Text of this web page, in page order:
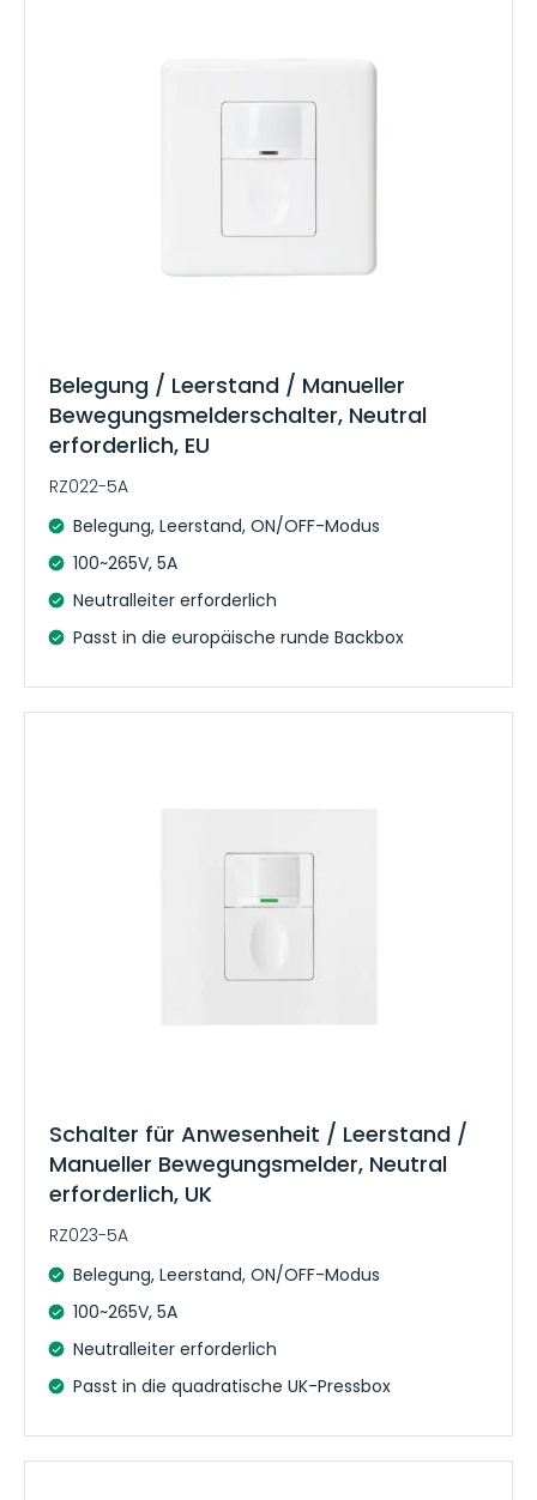
Belegung / Leerstand / Manueller
Bewegungsmelderschalter, Neutral
erforderlich, EU
RZ022-5A
Belegung, Leerstand, ON/OFF-Modus
100~265V, 5A
Neutralleiter erforderlich
Passt in die europäische runde Backbox
Schalter für Anwesenheit / Leerstand /
Manueller Bewegungsmelder, Neutral
erforderlich, UK
RZ023-5A
Belegung, Leerstand, ON/OFF-Modus
100~265V, 5A
Neutralleiter erforderlich
Passt in die quadratische UK-Pressbox